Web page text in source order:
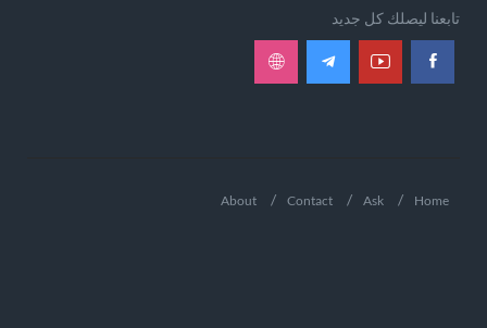
تابعنا ليصلك كل جديد
Home
Ask
Contact
About